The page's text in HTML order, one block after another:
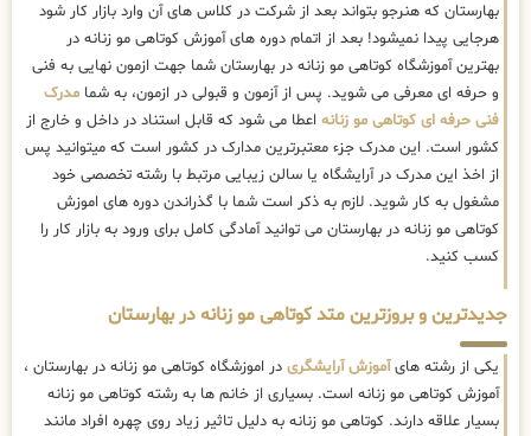
بهارستان که هنرجو بتواند بعد از شرکت در کلاس های آن وارد بازار کار شود
هرجایی پیدا نمیشود! بعد از اتمام دوره های آموزش کوتاهی مو زنانه در
بهترین آموزشگاه کوتاهی مو زنانه در بهارستان شما جهت ازمون نهایی به فنی
و حرفه ای معرفی می شوید. پس از آزمون و قبولی در ازمون، به شما مدرک
فنی حرفه ای کوتاهی مو زنانه اعطا می شود که قابل استناد در داخل و خارج از
کشور است. این مدرک جزء معتبرترین مدارک در کشور است که میتوانید پس
از اخذ این مدرک در آرایشگاه یا سالن زیبایی مرتبط با رشته تخصصی خود
مشغول به کار شوید. لازم به ذکر است شما با گذراندن دوره های اموزش
کوتاهی مو زنانه در بهارستان می توانید آمادگی کامل برای ورود به بازار کار را
کسب کنید.
جدیدترین و بروزترین متد کوتاهی مو زنانه در بهارستان
یکی از رشته هایآموزش آرایشگری در اموزشگاه کوتاهی مو زنانه در بهارستان ،
آموزش کوتاهی مو زنانه است. بسیاری از خانم ها به رشته کوتاهی مو زنانه
بسیار علاقه دارند. کوتاهی مو زنانه به دلیل تاثیر زیاد روی چهره افراد مانند